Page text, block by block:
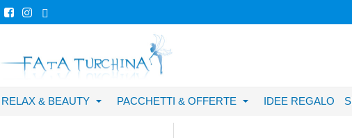
RELAX & BEAUTY PACCHETTI & OFFERTE IDEE REGALO